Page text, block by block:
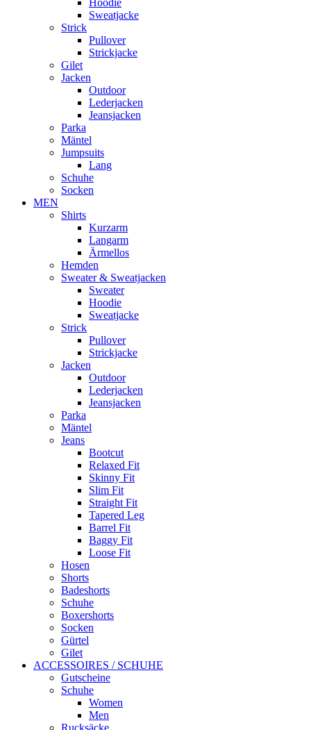
Hoodie
Sweatjacke
Strick
Pullover
Strickjacke
Gilet
Jacken
Outdoor
Lederjacken
Jeansjacken
Parka
Mäntel
Jumpsuits
Lang
Schuhe
Socken
MEN
Shirts
Kurzarm
Langarm
Ärmellos
Hemden
Sweater & Sweatjacken
Sweater
Hoodie
Sweatjacke
Strick
Pullover
Strickjacke
Jacken
Outdoor
Lederjacken
Jeansjacken
Parka
Mäntel
Jeans
Bootcut
Relaxed Fit
Skinny Fit
Slim Fit
Straight Fit
Tapered Leg
Barrel Fit
Baggy Fit
Loose Fit
Hosen
Shorts
Badeshorts
Schuhe
Boxershorts
Socken
Gürtel
Gilet
ACCESSOIRES / SCHUHE
Gutscheine
Schuhe
Women
Men
Rucksäcke